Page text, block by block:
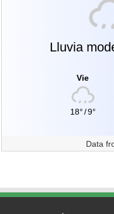
Lluvia
Vie
18°/9°
Data